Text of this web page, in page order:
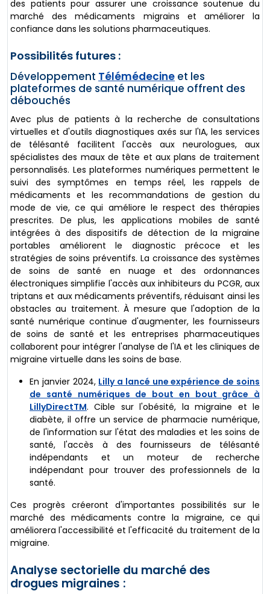
des patients pour assurer une croissance soutenue du
marché des médicaments migrains et améliorer la
confiance dans les solutions pharmaceutiques.
Possibilités futures :
Développement Télémédecine et les
plateformes de santé numérique offrent des
débouchés
Avec plus de patients à la recherche de consultations
virtuelles et d'outils diagnostiques axés sur l'IA, les services
de télésanté facilitent l'accès aux neurologues, aux
spécialistes des maux de tête et aux plans de traitement
personnalisés. Les plateformes numériques permettent le
suivi des symptômes en temps réel, les rappels de
médicaments et les recommandations de gestion du
mode de vie, ce qui améliore le respect des thérapies
prescrites. De plus, les applications mobiles de santé
intégrées à des dispositifs de détection de la migraine
portables améliorent le diagnostic précoce et les
stratégies de soins préventifs. La croissance des systèmes
de soins de santé en nuage et des ordonnances
électroniques simplifie l'accès aux inhibiteurs du PCGR, aux
triptans et aux médicaments préventifs, réduisant ainsi les
obstacles au traitement. À mesure que l'adoption de la
santé numérique continue d'augmenter, les fournisseurs
de soins de santé et les entreprises pharmaceutiques
collaborent pour intégrer l'analyse de l'IA et les cliniques de
migraine virtuelle dans les soins de base.
En janvier 2024, Lilly a lancé une expérience de soins
de santé numériques de bout en bout grâce à
LillyDirectTM. Cible sur l'obésité, la migraine et le
diabète, il offre un service de pharmacie numérique,
de l'information sur l'état des maladies et les soins de
santé, l'accès à des fournisseurs de télésanté
indépendants et un moteur de recherche
indépendant pour trouver des professionnels de la
santé.
Ces progrès créeront d'importantes possibilités sur le
marché des médicaments contre la migraine, ce qui
améliorera l'accessibilité et l'efficacité du traitement de la
migraine.
Analyse sectorielle du marché des
drogues migraines :